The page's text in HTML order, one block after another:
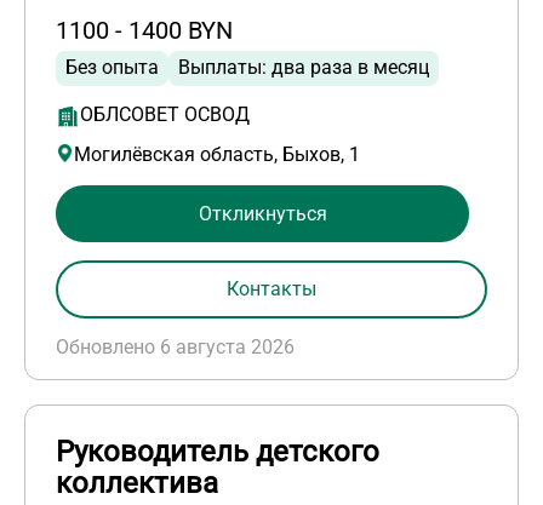
1100 - 1400 BYN
Без опыта Выплаты: два раза в месяц
ОБЛСОВЕТ ОСВОД
Могилёвская область, Быхов, 1
Обновлено 6 августа 2026
Откликнуться
Контакты
Руководитель детского
коллектива